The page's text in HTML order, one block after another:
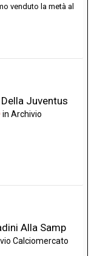
venduto la metà al
Juventus
in Archivio
Alla Samp
Calciomercato